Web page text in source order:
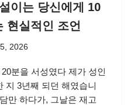
이는 당신에게 10
현실적인 조언
2026
분을 서성였다 제가 성인
지 3년째 되던 해였습니
만 하다가, 그날은 재고